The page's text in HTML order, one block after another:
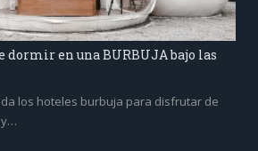
dormir en una BURBUJA bajo las
los hoteles burbuja para disfrutar de
y…